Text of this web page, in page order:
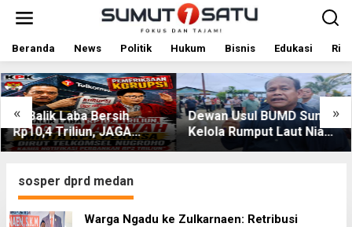
t
i
k
o
n
Beranda News Politik Hukum Bisnis Edukasi
« »
Di Balik Laba Bersih
Rp10,4 Triliun, JAGA
MARWAH Desak KPK
Nugroho Terkait Dugaan
Kasus Notifikasi
Perbankan
Dewan Usul BUMD Sumut
Kelola Rumput Laut Nias
Utara dari Hulu ke Hilir
sosper dprd medan
Warga Ngadu ke Zulkarnaen: Retribusi